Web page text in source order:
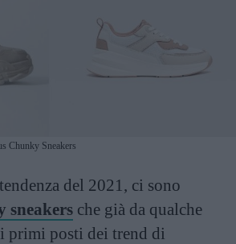
Chunky Sneakers
del 2021, ci sono
sneakers che già da qualche
primi posti dei trend di